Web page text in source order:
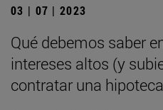
03 | 07 | 2023
Qué debemos saber
intereses altos (y
contratar una hipoteca